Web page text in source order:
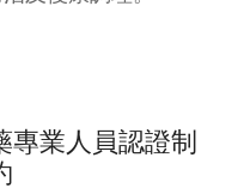
專業人員認證制